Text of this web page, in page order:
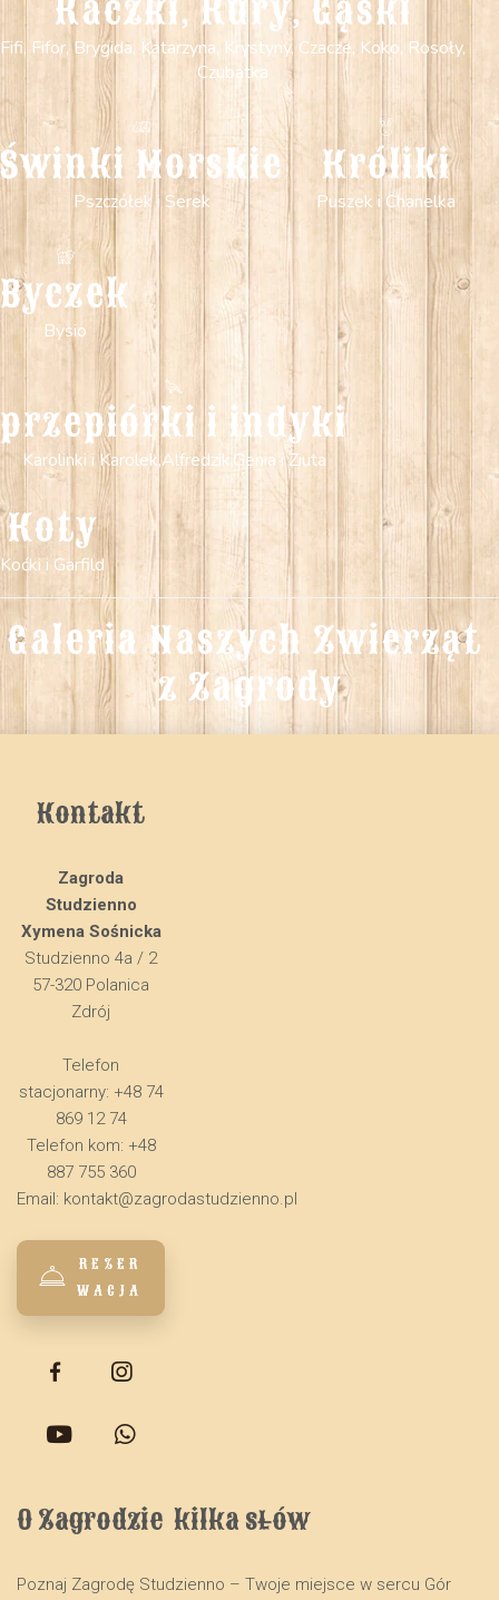
Kaczki, Kury, Gąski
Fifi, Fifor, Brygida, Katarzyna, Krystyny, Czacze, Koko, Rosoły,
Czubatka
Świnki Morskie
Pszczółek i Serek
Króliki
Puszek i Chanelka
Byczek
Bysio
przepiórki i indyki
Karolinki i Karolek,Alfredzik,Genia i Ziuta
Koty
Koćki i Garfild
Galeria Naszych Zwierząt
z Zagrody
O Zagrodzie  kilka słów
Poznaj Zagrodę Studzienno – Twoje miejsce w sercu Gór
Kontakt
Zagroda
Studzienno
Xymena Sośnicka
Studzienno 4a / 2
57-320 Polanica
Zdrój
Telefon
stacjonarny: +48 74
869 12 74
Telefon kom: +48
887 755 360
Email: kontakt@zagrodastudzienno.pl
REZER
WACJA